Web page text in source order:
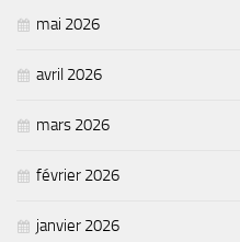
mai 2026
avril 2026
mars 2026
février 2026
janvier 2026